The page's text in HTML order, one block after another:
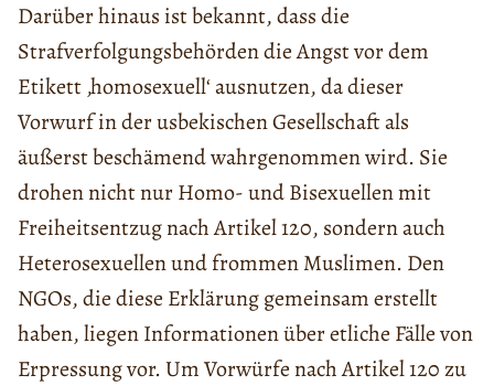
Darüber hinaus ist bekannt, dass die
Strafverfolgungsbehörden die Angst vor dem
Etikett ‚homosexuell‘ ausnutzen, da dieser
Vorwurf in der usbekischen Gesellschaft als
äußerst beschämend wahrgenommen wird. Sie
drohen nicht nur Homo- und Bisexuellen mit
Freiheitsentzug nach Artikel 120, sondern auch
Heterosexuellen und frommen Muslimen. Den
NGOs, die diese Erklärung gemeinsam erstellt
haben, liegen Informationen über etliche Fälle von
Erpressung vor. Um Vorwürfe nach Artikel 120 zu